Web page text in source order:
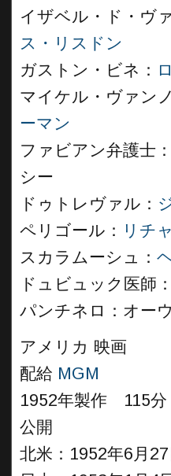
イザベル・ド・ヴ
ス・リスドン
ガストン・ビネ：
マイケル・ヴァン
ーマン
ファビアン弁護士
シー
ドゥトレヴァル：
ペリゴール： リチ
スカラムーシュ：
ドュビュック医師：
パンチネロ：オー
アメリカ 映画
配給 MGM
1952年製作 115分
公開
北米：1952年6月27